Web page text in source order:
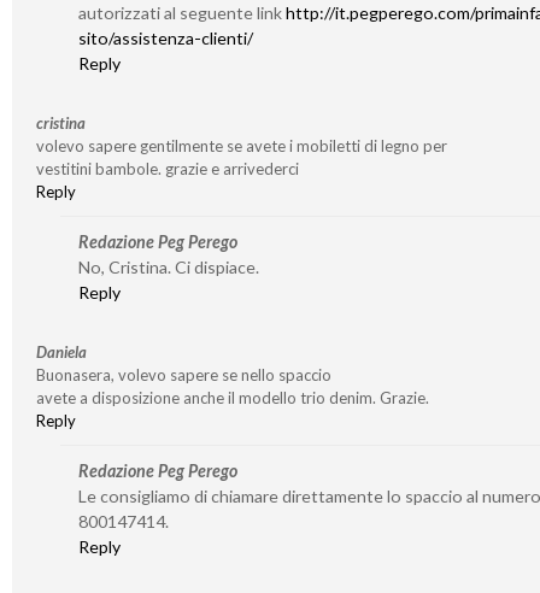
autorizzati al seguente linkhttp://it.pegperego.com/
sito/assistenza-clienti/
Reply
cristina
volevo sapere gentilmente se avete i mobiletti di legno per
vestitini bambole. grazie e arrivederci
Reply
Redazione Peg Perego
No, Cristina. Ci dispiace.
Reply
Daniela
Buonasera, volevo sapere se nello spaccio
avete a disposizione anche il modello trio denim. Grazie.
Reply
Redazione Peg Perego
Le consigliamo di chiamare direttamente lo spaccio al
800147414.
Reply